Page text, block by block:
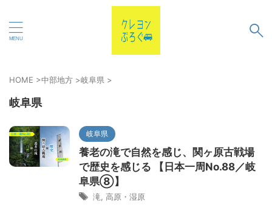
HOME >中部地方 >岐阜県 >
岐阜県
岐阜県
養老の滝で自然を感じ、関ヶ原古戦場
で歴史を感じる 【日本一周No.88／岐
阜県⑧】
滝 高原・湿原